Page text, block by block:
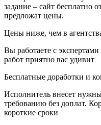
задание – сайт бесплатно
предложат цены.
Цены ниже, чем в
Вы работаете с
работ приятно вас удивит
Бесплатные доработки и
Исполнитель внесет
требованию без доплат.
короткие сроки